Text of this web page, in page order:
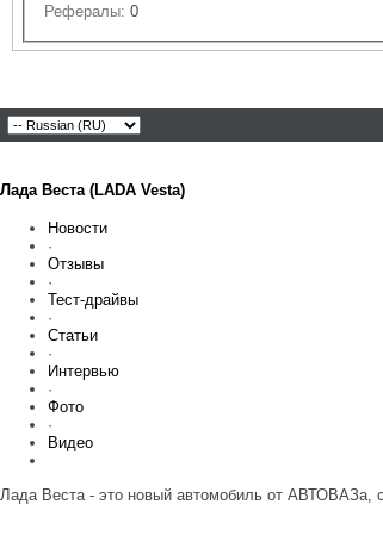
Рефералы: 0
Лада Веста (LADA Vesta)
Новости
·
Отзывы
·
Тест-драйвы
·
Статьи
·
Интервью
·
Фото
·
Видео
Лада Веста - это новый автомобиль от АВТОВАЗа,